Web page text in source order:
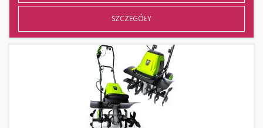
SZCZEGÓŁY